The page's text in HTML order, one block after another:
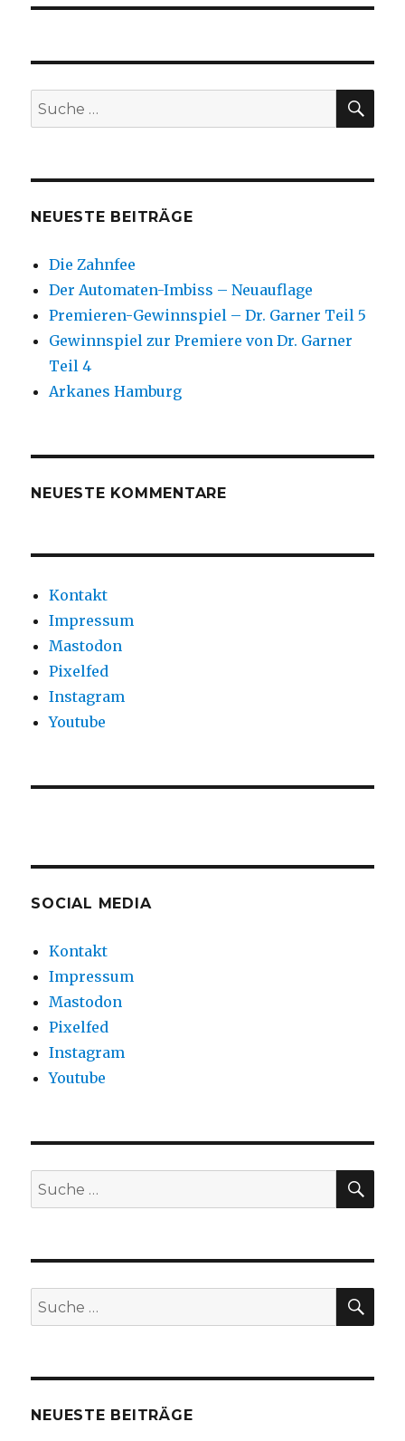
Suche
nach:
NEUESTE BEITRÄGE
Die Zahnfee
Der Automaten-Imbiss – Neuauflage
Premieren-Gewinnspiel – Dr. Garner Teil 5
Gewinnspiel zur Premiere von Dr. Garner
Teil 4
Arkanes Hamburg
NEUESTE KOMMENTARE
Kontakt
Impressum
Mastodon
Pixelfed
Instagram
Youtube
SOCIAL MEDIA
Kontakt
Impressum
Mastodon
Pixelfed
Instagram
Youtube
Suche
nach:
Suche
nach:
NEUESTE BEITRÄGE